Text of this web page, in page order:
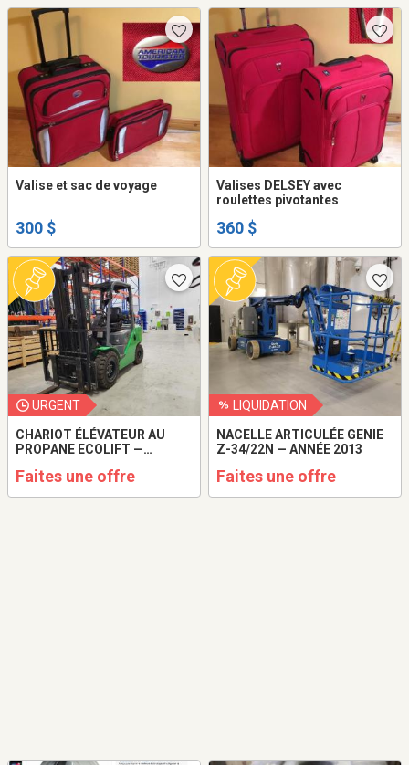
Valise et sac de voyage
300 $
Valises DELSEY avec
roulettes pivotantes
360 $
URGENT
CHARIOT ÉLÉVATEUR AU
PROPANE ECOLIFT —
Faites une offre
LIQUIDATION
NACELLE ARTICULÉE GENIE
Z-34/22N — ANNÉE 2013
Faites une offre